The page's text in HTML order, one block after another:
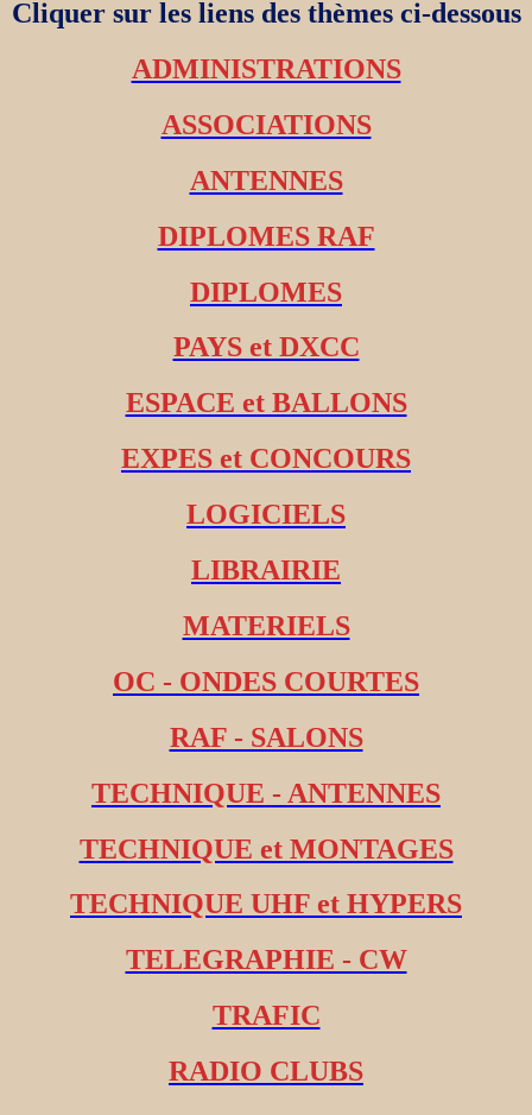
Cliquer sur les liens des thèmes ci-dessous
ADMINISTRATIONS
ASSOCIATIONS
ANTENNES
DIPLOMES RAF
DIPLOMES
PAYS et DXCC
ESPACE et BALLONS
EXPES et CONCOURS
LOGICIELS
LIBRAIRIE
MATERIELS
OC - ONDES COURTES
RAF - SALONS
TECHNIQUE - ANTENNES
TECHNIQUE et MONTAGES
TECHNIQUE UHF et HYPERS
TELEGRAPHIE - CW
TRAFIC
RADIO CLUBS